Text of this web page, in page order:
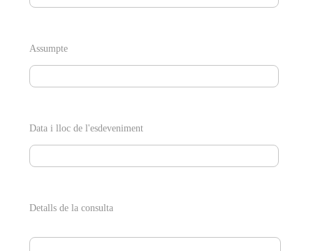
Assumpte
Data i lloc de l'esdeveniment
Detalls de la consulta